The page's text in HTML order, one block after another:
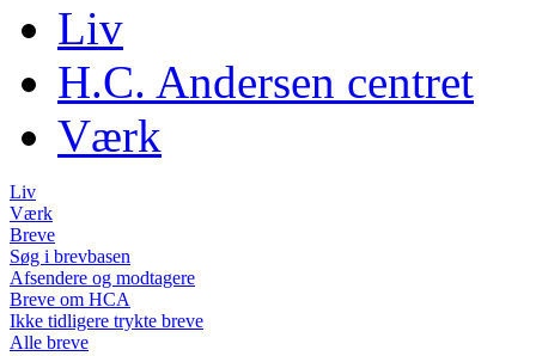
Liv
H.C. Andersen centret
Værk
Liv
Værk
Breve
Søg i brevbasen
Afsendere og modtagere
Breve om HCA
Ikke tidligere trykte breve
Alle breve